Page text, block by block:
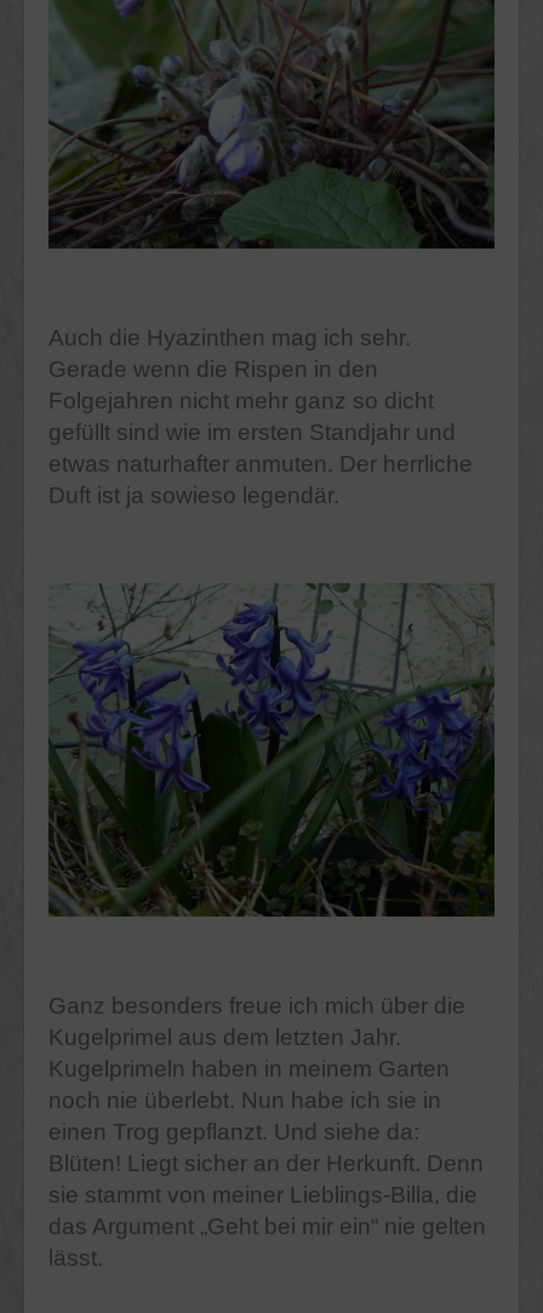
Auch die Hyazinthen mag ich sehr.
Gerade wenn die Rispen in den
Folgejahren nicht mehr ganz so dicht
gefüllt sind wie im ersten Standjahr und
etwas naturhafter anmuten. Der herrliche
Duft ist ja sowieso legendär.
Ganz besonders freue ich mich über die
Kugelprimel aus dem letzten Jahr.
Kugelprimeln haben in meinem Garten
noch nie überlebt. Nun habe ich sie in
einen Trog gepflanzt. Und siehe da:
Blüten! Liegt sicher an der Herkunft. Denn
sie stammt von meiner Lieblings-Billa, die
das Argument „Geht bei mir ein“ nie gelten
lässt.